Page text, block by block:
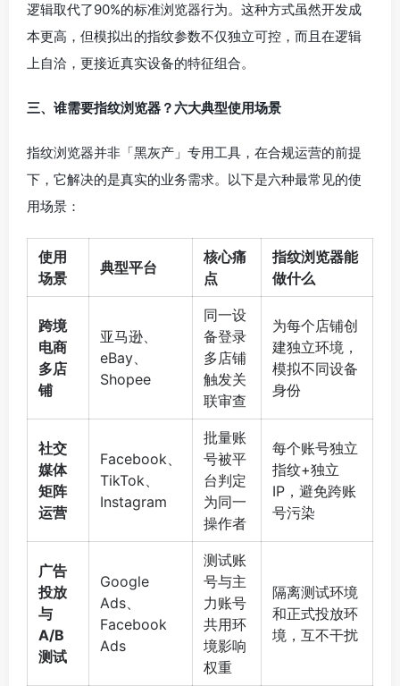
逻辑取代了90%的标准浏览器行为。这种方式虽然开发成
本更高，但模拟出的指纹参数不仅独立可控，而且在逻辑
上自洽，更接近真实设备的特征组合。
三、谁需要指纹浏览器？六大典型使用场景
指纹浏览器并非「黑灰产」专用工具，在合规运营的前提
下，它解决的是真实的业务需求。以下是六种最常见的使
用场景：
使用
场景
典型平台
核心痛
点
指纹浏览器能
做什么
跨境
电商
多店
铺
亚马逊、
eBay、
Shopee
同一设
备登录
多店铺
触发关
联审查
为每个店铺创
建独立环境，
模拟不同设备
身份
社交
媒体
矩阵
运营
Facebook、
TikTok、
Instagram
批量账
号被平
台判定
为同一
操作者
每个账号独立
指纹+独立
IP，避免跨账
号污染
广告
投放
与
A/B
测试
Google
Ads、
Facebook
Ads
测试账
号与主
力账号
共用环
境影响
权重
隔离测试环境
和正式投放环
境，互不干扰